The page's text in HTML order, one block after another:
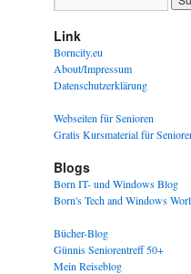
Link
Borncity.eu
About/Impressum
Datenschutzerklärung
Webseiten für Senioren
Gratis Kursmaterial für
Blogs
Born IT- und Windows Blog
Born's Tech and Windows
Bücher-Blog
Günnis Seniorentreff 50+
Mein Reiseblog